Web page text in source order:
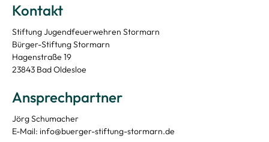
Kontakt
Stiftung Jugendfeuerwehren Stormarn
Bürger-Stiftung Stormarn
Hagenstraße 19
23843 Bad Oldesloe
Ansprechpartner
Jörg Schumacher
E-Mail: info@buerger-stiftung-stormarn.de